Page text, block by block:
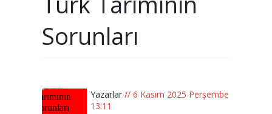
Sorunları
Yazarlar // 6 Kasım 2025 Perşembe
13:11